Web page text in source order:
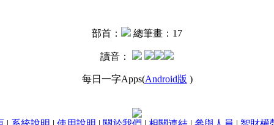
部首： 總筆畫：17
讀音：
每日一字Apps(Android版 )